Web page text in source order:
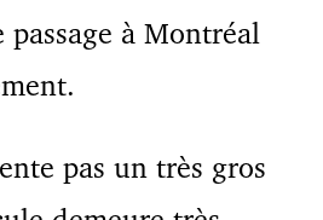
à Montréal
pas un très gros